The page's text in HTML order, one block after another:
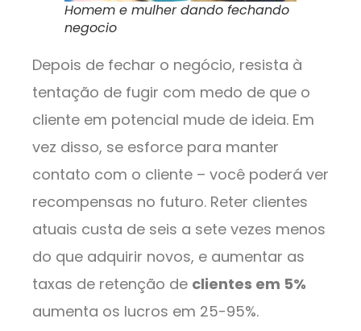
Homem e mulher dando fechando
negocio
Depois de fechar o negócio, resista à
tentação de fugir com medo de que o
cliente em potencial mude de ideia. Em
vez disso, se esforce para manter
contato com o cliente – você poderá ver
recompensas no futuro. Reter clientes
atuais custa de seis a sete vezes menos
do que adquirir novos, e aumentar as
taxas de retenção de clientes em 5%
aumenta os lucros em 25-95%.